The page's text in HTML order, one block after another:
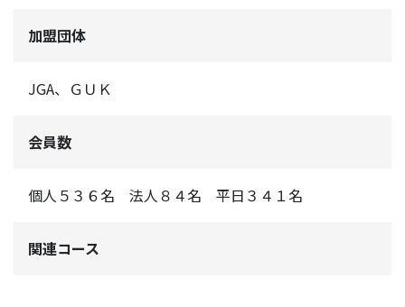
加盟団体
JGA、ＧＵＫ
会員数
個人５３６名 法人８４名 平日３４１名
関連コース